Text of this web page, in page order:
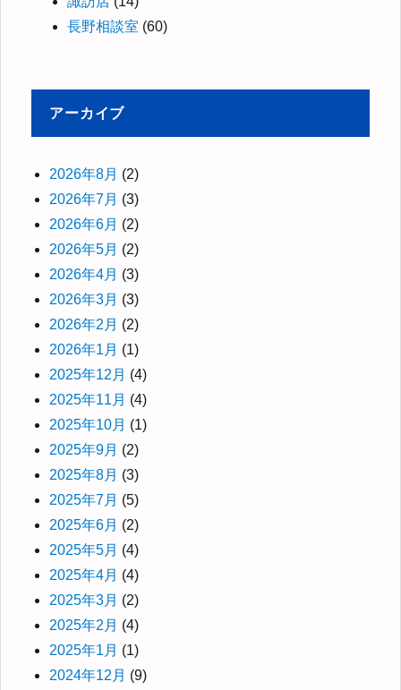
長野相談室 (60)
アーカイブ
2026年8月 (2)
2026年7月 (3)
2026年6月 (2)
2026年5月 (2)
2026年4月 (3)
2026年3月 (3)
2026年2月 (2)
2026年1月 (1)
2025年12月 (4)
2025年11月 (4)
2025年10月 (1)
2025年9月 (2)
2025年8月 (3)
2025年7月 (5)
2025年6月 (2)
2025年5月 (4)
2025年4月 (4)
2025年3月 (2)
2025年2月 (4)
2025年1月 (1)
2024年12月 (9)